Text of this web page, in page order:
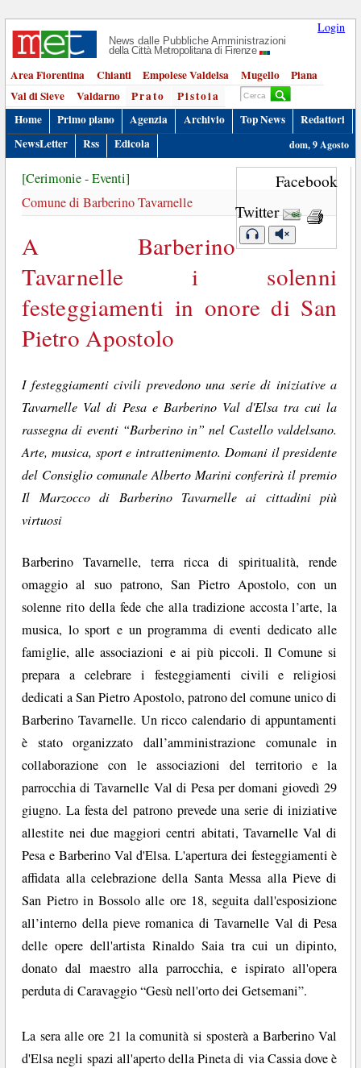
Login
News dalle Pubbliche Amministrazioni
della Città Metropolitana di Firenze
Area Fiorentina Chianti Empolese Valdelsa Mugello
Piana
Val di Sieve
Valdarno Prato
Pistoia
Home
Primo piano Agenzia Archivio Top News
Redattori
NewsLetter
Rss Edicola dom, 9 Agosto
Facebook
Twitter
[Cerimonie - Eventi]
Comune di Barberino Tavarnelle
A Barberino
Tavarnelle i solenni
festeggiamenti in onore di San
Pietro Apostolo
I festeggiamenti civili prevedono una serie di iniziative a
Tavarnelle Val di Pesa e Barberino Val d'Elsa tra cui la
rassegna di eventi “Barberino in” nel Castello valdelsano.
Arte, musica, sport e intrattenimento. Domani il presidente
del Consiglio comunale Alberto Marini conferirà il premio
Il Marzocco di Barberino Tavarnelle ai cittadini più
virtuosi
Barberino Tavarnelle, terra ricca di spiritualità, rende
omaggio al suo patrono, San Pietro Apostolo, con un
solenne rito della fede che alla tradizione accosta l’arte, la
musica, lo sport e un programma di eventi dedicato alle
famiglie, alle associazioni e ai più piccoli. Il Comune si
prepara a celebrare i festeggiamenti civili e religiosi
dedicati a San Pietro Apostolo, patrono del comune unico di
Barberino Tavarnelle. Un ricco calendario di appuntamenti
è stato organizzato dall’amministrazione comunale in
collaborazione con le associazioni del territorio e la
parrocchia di Tavarnelle Val di Pesa per domani giovedì 29
giugno. La festa del patrono prevede una serie di iniziative
allestite nei due maggiori centri abitati, Tavarnelle Val di
Pesa e Barberino Val d'Elsa. L'apertura dei festeggiamenti è
affidata alla celebrazione della Santa Messa alla Pieve di
San Pietro in Bossolo alle ore 18, seguita dall'esposizione
all’interno della pieve romanica di Tavarnelle Val di Pesa
delle opere dell'artista Rinaldo Saia tra cui un dipinto,
donato dal maestro alla parrocchia, e ispirato all'opera
perduta di Caravaggio “Gesù nell'orto dei Getsemani”.
La sera alle ore 21 la comunità si sposterà a Barberino Val
d'Elsa negli spazi all'aperto della Pineta di via Cassia dove è